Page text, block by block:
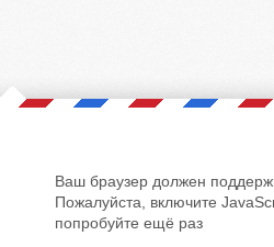
Ваш браузер должен
Пожалуйста, включите
попробуйте ещё раз